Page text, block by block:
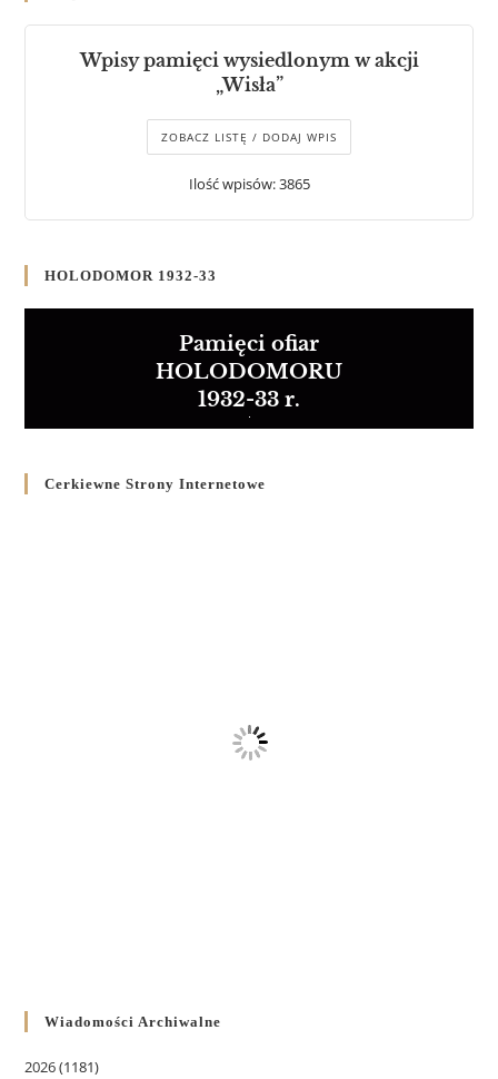
Wpisy pamięci wysiedlonym w akcji
„Wisła”
ZOBACZ LISTĘ / DODAJ WPIS
Ilość wpisów: 3865
HOLODOMOR 1932-33
Pamięci ofiar
HOLODOMORU
1932-33 r.
Cerkiewne Strony Internetowe
Wiadomości Archiwalne
2026(1181)